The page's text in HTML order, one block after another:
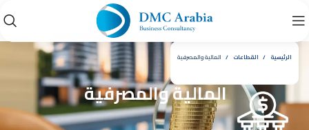
الرئيسية القطاعات المالية والمصرفية
المالية والمصرفية